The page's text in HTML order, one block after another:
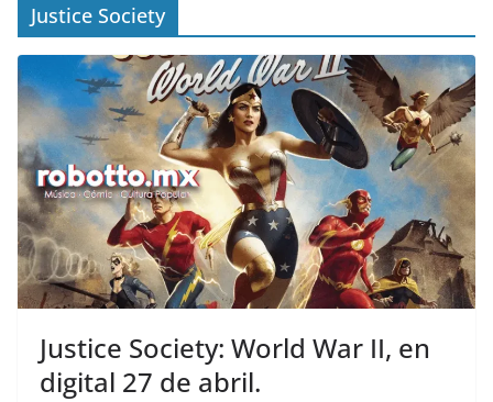
Justice Society
Justice Society: World War II, en
digital 27 de abril.